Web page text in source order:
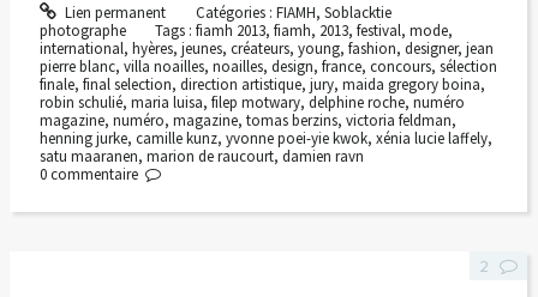
Lien permanent Catégories : FIAMH, Soblacktie
photographe
Tags :fiamh 2013,fiamh, 2013,festival,mode,
international, hyères, jeunes, créateurs, young, fashion, designer, jean
pierre blanc, villa noailles, noailles, design, france, concours, sélection
finale, final selection, direction artistique, jury, maida gregory boina,
robin schulié, maria luisa, filep motwary, delphine roche, numéro
magazine, numéro, magazine, tomas berzins, victoria feldman,
henning jurke, camille kunz, yvonne poei-yie kwok, xénia lucie laffely,
satu maaranen, marion de raucourt, damien ravn
0 commentaire
2